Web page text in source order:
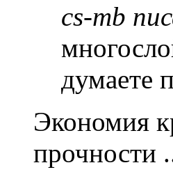
cs-mb
думаете
Экономия
прочности